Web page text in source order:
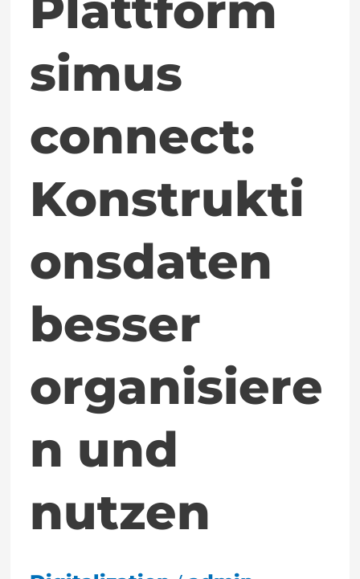
simus
connect:
Konstrukti
onsdaten
besser
organisiere
n und
nutzen